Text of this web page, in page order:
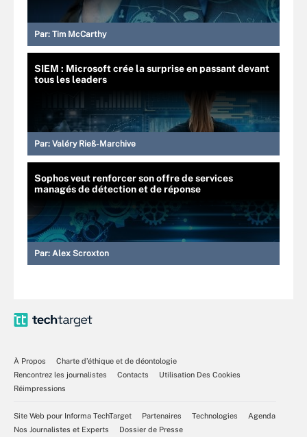
Par: Tim McCarthy
SIEM : Microsoft crée la surprise en passant devant
tous les leaders
Par: Valéry Rieß-Marchive
Sophos veut renforcer son offre de services
managés de détection et de réponse
Par: Alex Scroxton
À Propos
Charte d’éthique et de déontologie
Rencontrez les journalistes
Contacts
Utilisation Des Cookies
Réimpressions
Site Web pour Informa TechTarget Partenaires Technologies
Agenda
Nos Journalistes et Experts
Dossier de Presse